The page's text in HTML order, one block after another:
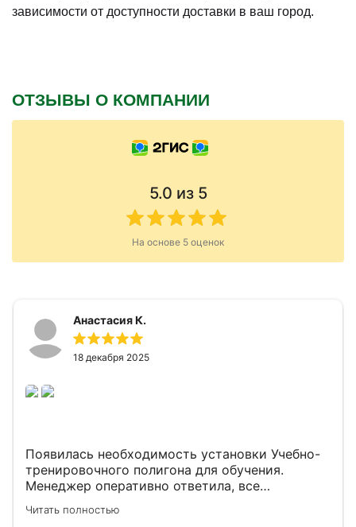
зависимости от доступности доставки в ваш город.
ОТЗЫВЫ О КОМПАНИИ
5.0 из 5
На основе 5 оценок
Анастасия К.
18 декабря 2025
Появилась необходимость установки Учебно-
тренировочного полигона для обучения.
Менеджер оперативно ответила, все
рассказала и предложила всевозможные
варианты для нас. Доставка и сборка вовремя,
Читать полностью